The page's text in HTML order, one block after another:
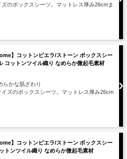
ズのボックスシーツ。マットレス厚み26cmま
】コットンビエラ/ストーン ボックスシー
コットンツイル織り なめらか微起毛素材
らかな肌ざわり
ズのボックスシーツ。マットレス厚み26cm
】コットンビエラ/ストーン ボックスシー
トンツイル織り なめらか微起毛素材